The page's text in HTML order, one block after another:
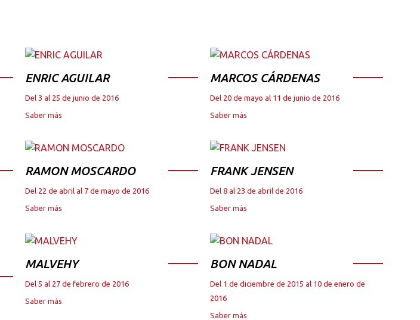
ENRIC AGUILAR
Del 3 al 25 de junio de 2016
Saber más
MARCOS CÁRDENAS
Del 20 de mayo al 11 de junio de 2016
Saber más
RAMON MOSCARDO
Del 22 de abril al 7 de mayo de 2016
Saber más
FRANK JENSEN
Del 8 al 23 de abril de 2016
Saber más
MALVEHY
Del 5 al 27 de febrero de 2016
Saber más
BON NADAL
Del 1 de diciembre de 2015 al 10 de enero de
2016
Saber más